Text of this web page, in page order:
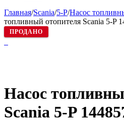
Главная/Scania/5-P/Насос
топливный отопителя Scania 5-P
ПРОДАНО
Насос
Scania 5-P